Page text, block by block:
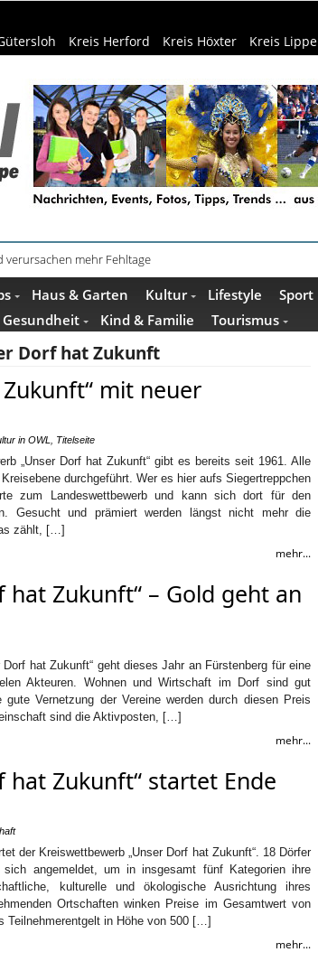
Kreis Herford Kreis Höxter Kreis Lippe
im Pop-up-Store in Büren
Haus & Garten Kultur Lifestyle Sport
Kind & Familie Tourismus
Dorf hat Zukunft
mit neuer
in OWL Titelseite
„Unser Dorf hat Zukunft“ gibt es bereits seit 1961. Alle
durchgeführt. Wer es hier aufs Siegertreppchen
zum Landeswettbewerb und kann sich dort für den
Gesucht und prämiert werden längst nicht mehr die
zählt, […]
mehr...
Zukunft“ – Gold geht an
hat Zukunft“ geht dieses Jahr an Fürstenberg für eine
Akteuren. Wohnen und Wirtschaft im Dorf sind gut
Vernetzung der Vereine werden durch diesen Preis
sind die Aktivposten, […]
mehr...
Zukunft“ startet Ende
der Kreiswettbewerb „Unser Dorf hat Zukunft“. 18 Dörfer
angemeldet, um in insgesamt fünf Kategorien ihre
kulturelle und ökologische Ausrichtung ihres
Ortschaften winken Preise im Gesamtwert von
Teilnehmerentgelt in Höhe von 500 […]
mehr...